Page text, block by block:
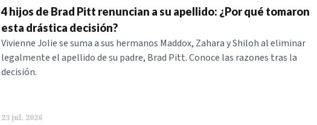
4 hijos de Brad Pitt renuncian a su apellido: ¿Por qué tomaron
esta drástica decisión?
Vivienne Jolie se suma a sus hermanos Maddox, Zahara y Shiloh al eliminar
legalmente el apellido de su padre, Brad Pitt. Conoce las razones tras la
decisión.
23 jul. 2026